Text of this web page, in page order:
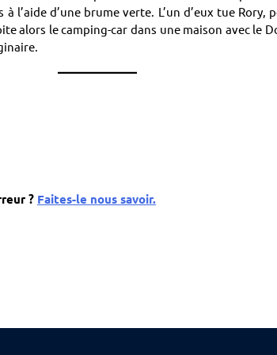
l’aide d’une brume verte. L’un d’eux tue Rory,
alors le camping-car dans une maison avec le
? Faites-le nous savoir.